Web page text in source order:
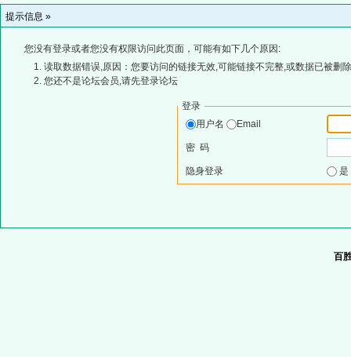
提示信息 »
您没有登录或者您没有权限访问此页面，可能有如下几个原因:
读取数据错误,原因：您要访问的链接无效,可能链接不完整,或数据已被删
您还不是论坛会员,请先登录论坛
登录
用户名
Email
密 码
隐身登录
百